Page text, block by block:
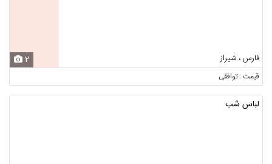
فارس ، شیراز 2
قیمت : توافقی
لباس شب